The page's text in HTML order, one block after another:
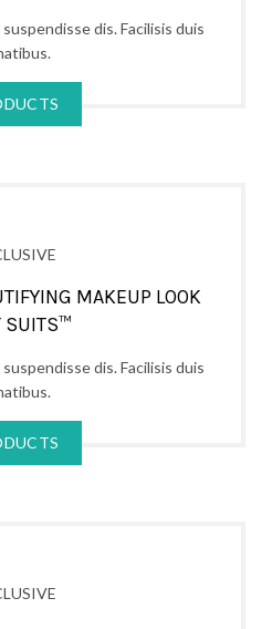
dis. Facilisis duis
MAKEUP LOOK
SUITS™
dis. Facilisis duis